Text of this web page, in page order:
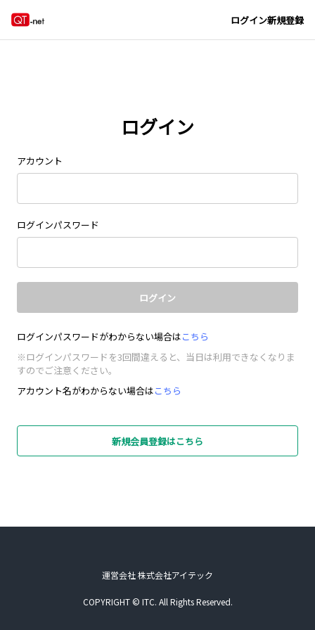
ログイン新規登録
ログイン
アカウント
ログインパスワード
ログイン
ログインパスワードがわからない場合はこちら
※ログインパスワードを3回間違えると、当日は利用できなくなりま
すのでご注意ください。
アカウント名がわからない場合はこちら
新規会員登録はこちら
運営会社 株式会社アイテック
COPYRIGHT © ITC. All Rights Reserved.